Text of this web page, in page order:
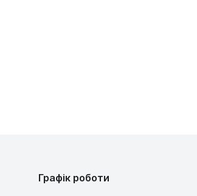
Графік роботи